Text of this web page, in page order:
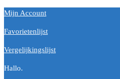
Mijn Account
Favorietenlijst
Vergelijkingslijst
Hallo.